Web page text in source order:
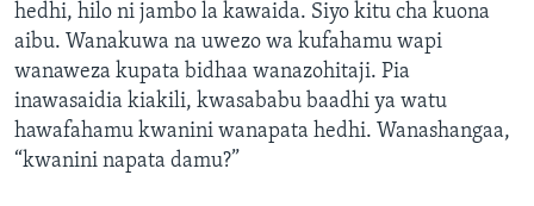
hedhi, hilo ni jambo la kawaida. Siyo kitu cha kuona
aibu. Wanakuwa na uwezo wa kufahamu wapi
wanaweza kupata bidhaa wanazohitaji. Pia
inawasaidia kiakili, kwasababu baadhi ya watu
hawafahamu kwanini wanapata hedhi. Wanashangaa,
“kwanini napata damu?”